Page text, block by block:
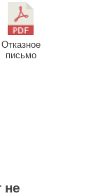
Отказное
письмо
не